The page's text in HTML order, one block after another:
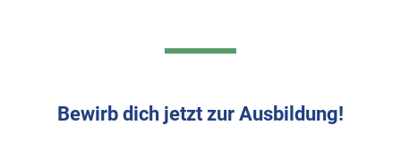
Bewirb dich jetzt zur Ausbildung!